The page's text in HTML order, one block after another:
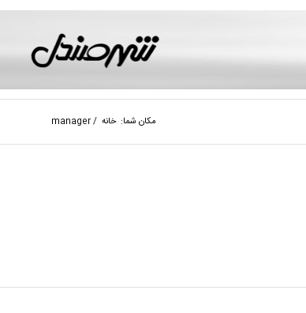
مکان شما: خانه /
manager